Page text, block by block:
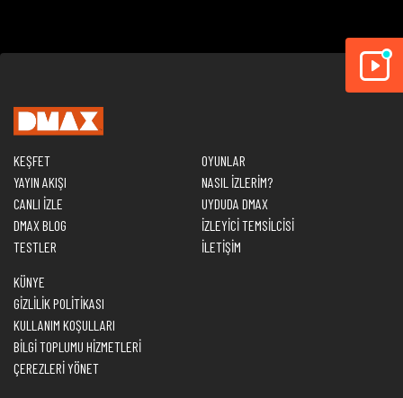
KEŞFET
YAYIN AKIŞI
CANLI İZLE
DMAX BLOG
TESTLER
OYUNLAR
NASIL İZLERİM?
UYDUDA DMAX
İZLEYİCİ TEMSİLCİSİ
İLETİŞİM
KÜNYE
GİZLİLİK POLİTİKASI
KULLANIM KOŞULLARI
BİLGİ TOPLUMU HİZMETLERİ
ÇEREZLERİ YÖNET